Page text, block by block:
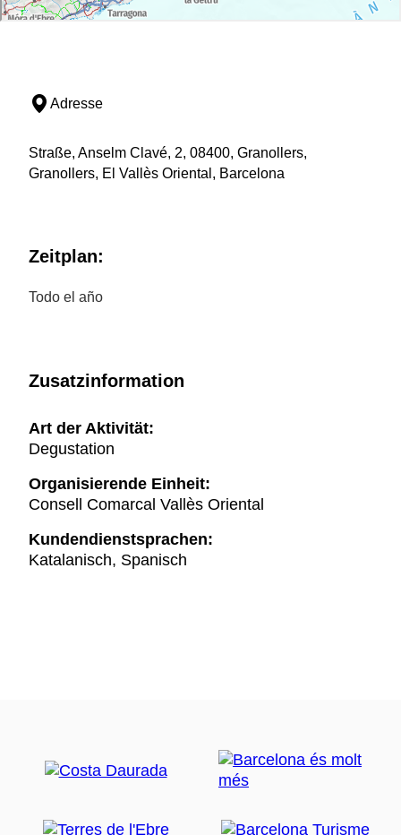
Adresse
Straße, Anselm Clavé, 2, 08400, Granollers,
Granollers, El Vallès Oriental, Barcelona
Zeitplan:
Todo el año
Zusatzinformation
Art der Aktivität:
Degustation
Organisierende Einheit:
Consell Comarcal Vallès Oriental
Kundendienstsprachen:
Katalanisch, Spanisch